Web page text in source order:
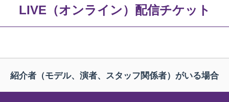
LIVE（オンライン）配信チケット
紹介者（モデル、演者、スタッフ関係者）がいる場合